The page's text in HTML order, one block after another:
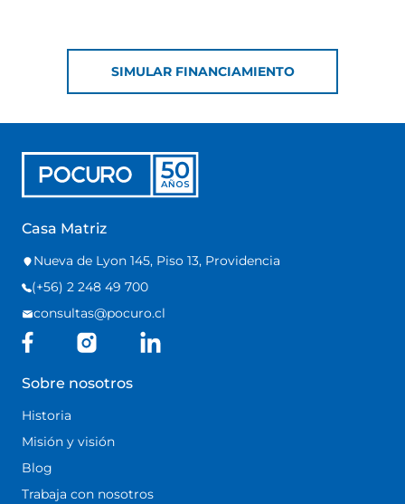
SIMULAR FINANCIAMIENTO
Casa Matriz
Nueva de Lyon 145, Piso 13, Providencia
(+56) 2 248 49 700
consultas@pocuro.cl
Sobre nosotros
Historia
Misión y visión
Blog
Trabaja con nosotros